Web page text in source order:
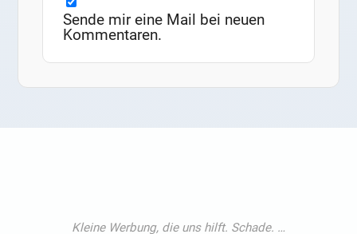
Sende mir eine Mail bei neuen
Kommentaren.